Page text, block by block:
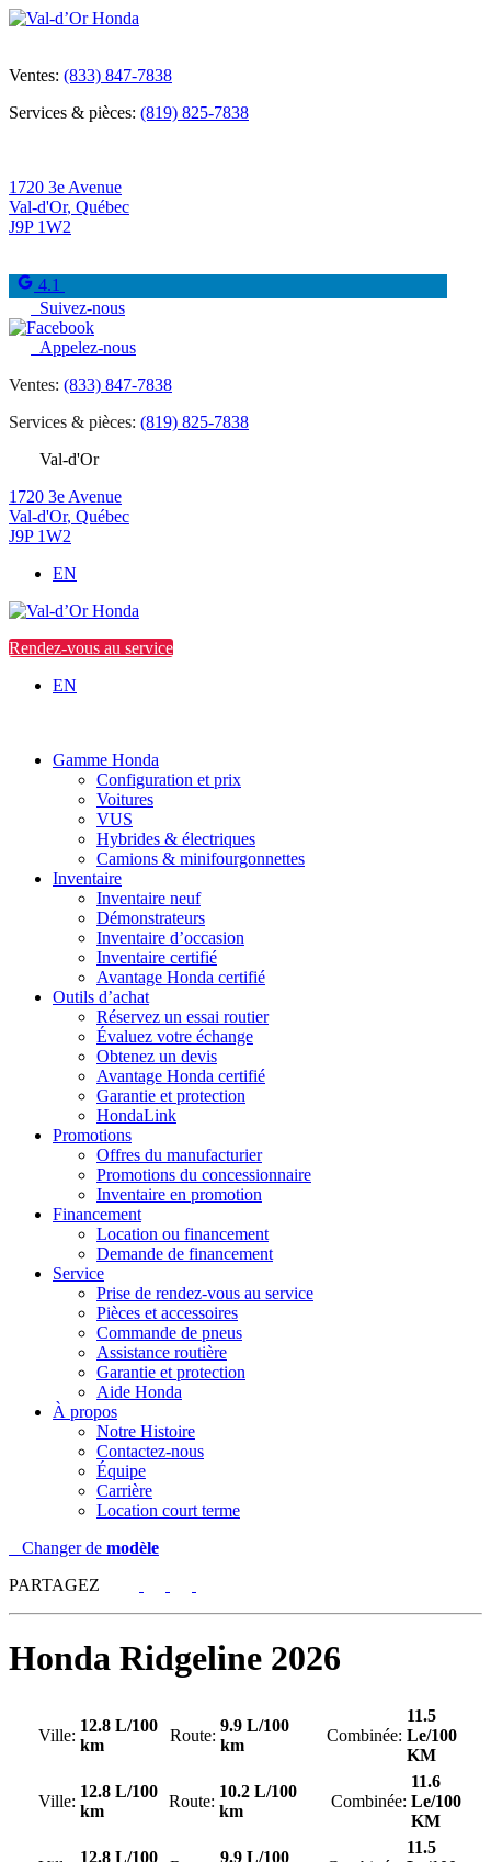
Ventes: (833) 847-7838
Services & pièces: (819) 825-7838
1720 3e Avenue
Val-d'Or, Québec
J9P 1W2
4.1
Suivez-nous
Appelez-nous
Ventes: (833) 847-7838
Services & pièces: (819) 825-7838
Val-d'Or
1720 3e Avenue
Val-d'Or, Québec
J9P 1W2
EN
Rendez-vous au service
EN
Gamme Honda
Configuration et prix
Voitures
VUS
Hybrides & électriques
Camions & minifourgonnettes
Inventaire
Inventaire neuf
Démonstrateurs
Inventaire d’occasion
Inventaire certifié
Avantage Honda certifié
Outils d’achat
Réservez un essai routier
Évaluez votre échange
Obtenez un devis
Avantage Honda certifié
Garantie et protection
HondaLink
Promotions
Offres du manufacturier
Promotions du concessionnaire
Inventaire en promotion
Financement
Location ou financement
Demande de financement
Service
Prise de rendez-vous au service
Pièces et accessoires
Commande de pneus
Assistance routière
Garantie et protection
Aide Honda
À propos
Notre Histoire
Contactez-nous
Équipe
Carrière
Location court terme
Changer de modèle
PARTAGEZ
Honda Ridgeline 2026
Ville:
12.8 L/100
km
Route:
9.9 L/100
km
Combinée:
11.5
Le/100
KM
Ville:
12.8 L/100
km
Route:
10.2 L/100
km
Combinée:
11.6
Le/100
KM
12.8 L/100
9.9 L/100
11.5